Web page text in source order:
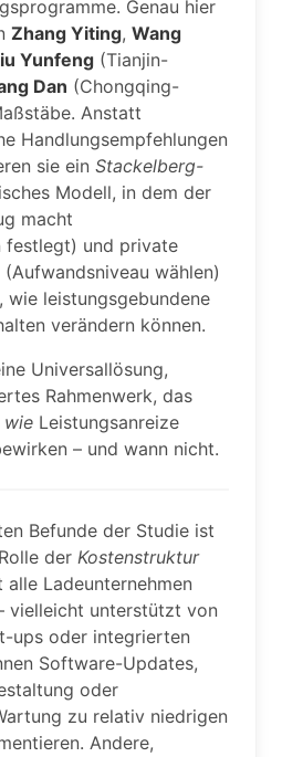
Genau hier
Zhang Yiting, Wang
Yunfeng (Tianjin-
Dan (Chongqing-
Anstatt
Handlungsempfehlungen
sie ein Stackelberg-
Modell, in dem der
macht
festlegt) und private
wählen)
wie leistungsgebundene
verändern können.
Universallösung,
Rahmenwerk, das
wie Leistungsanreize
– und wann nicht.
Befunde der Studie ist
der Kostenstruktur
alle Ladeunternehmen
vielleicht unterstützt von
ups oder integrierten
Software-Updates,
oder
zu relativ niedrigen
Andere,